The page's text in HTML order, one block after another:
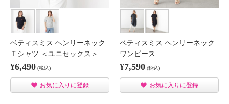
ベティスミス ヘンリーネック
Ｔシャツ ＜ユニセックス＞
¥6,490 (税込)
お気に入りに登録
ベティスミス ヘンリーネック
ワンピース
¥7,590 (税込)
お気に入りに登録